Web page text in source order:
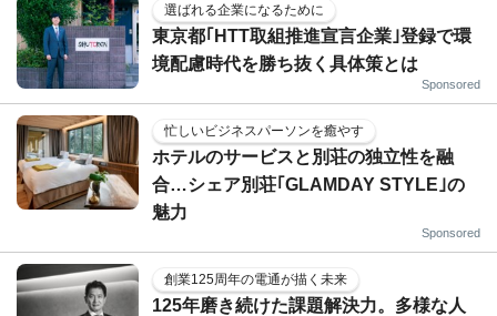
選ばれる企業になるために
東京都｢HTT取組推進宣言企業｣登録で環
境配慮時代を勝ち抜く具体策とは
Sponsored
忙しいビジネスパーソンを癒やす
ホテルのサービスと別荘の独立性を融
合…シェア別荘｢GLAMDAY STYLE｣の
魅力
Sponsored
創業125周年の電通が描く未来
125年磨き続けた課題解決力。多様な人